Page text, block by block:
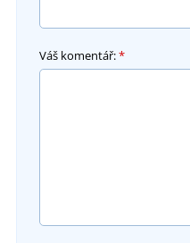
Váš komentář:*